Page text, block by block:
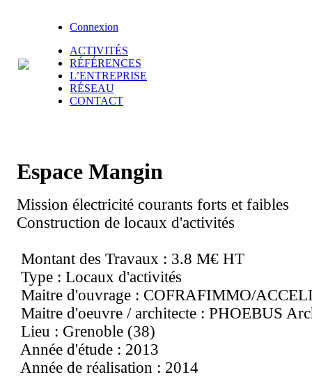
Connexion
ACTIVITÉS
RÉFÉRENCES
L’ENTREPRISE
RÉSEAU
CONTACT
Espace Mangin
Mission électricité courants forts et faibles
Construction de locaux d'activités
Montant des Travaux : 3.8 M€ HT
Type : Locaux d'activités
Maitre d'ouvrage : COFRAFIMMO/
Maitre d'oeuvre / architecte : PHOEBUS
Lieu : Grenoble (38)
Année d'étude : 2013
Année de réalisation : 2014